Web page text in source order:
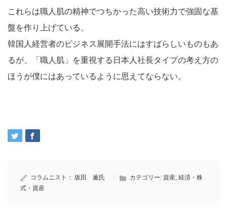
これらは職人肌の精神でつちかった高い技術力で強固な基
盤を作り上げている。
韓国人経営者のビジネス展開手法にはすばらしいものもあ
るが、「職人肌」を重視する日本人社長タイプの考え方の
ほうが僕にはあっているように思えてならない。
コラムニスト： 坂田 薫氏 カテゴリー: 資産, 経済・株
式・資産